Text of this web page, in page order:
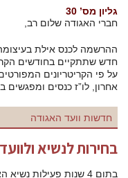
להיכנס לאתר הכנס
נשלחה לפני כמה
נובמבר עדכונים, חדשות
צפייה מהנה
2016